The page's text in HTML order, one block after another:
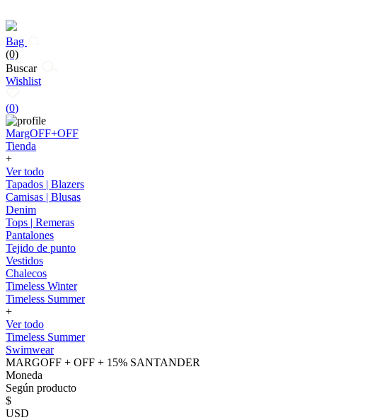
Bag
(0)
Buscar
Wishlist
(0)
MargOFF+OFF
Tienda
+
Ver todo
Tapados | Blazers
Camisas | Blusas
Denim
Tops | Remeras
Pantalones
Tejido de punto
Vestidos
Chalecos
Timeless Winter
Timeless Summer
+
Ver todo
Timeless Summer
Swimwear
MARGOFF + OFF + 15% SANTANDER
Moneda
Según producto
$
USD